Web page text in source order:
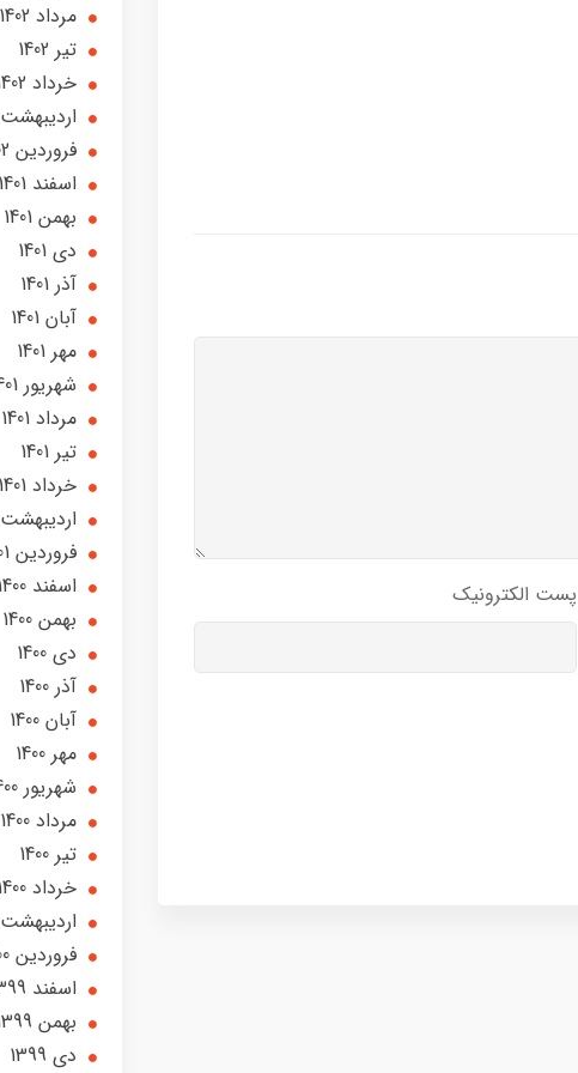
پست الکترونیک
مرداد 1402
تير 1402
خرداد 1402
ارديبهشت 1402
فروردین 1402
اسفند 1401
بهمن 1401
دی 1401
آذر 1401
آبان 1401
مهر 1401
شهریور 1401
مرداد 1401
تير 1401
خرداد 1401
ارديبهشت 1401
فروردین 1401
اسفند 1400
بهمن 1400
دی 1400
آذر 1400
آبان 1400
مهر 1400
شهریور 1400
مرداد 1400
تير 1400
خرداد 1400
ارديبهشت 1400
فروردین 1400
اسفند 1399
بهمن 1399
دی 1399